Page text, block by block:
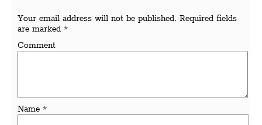
Your email address will not be published. Required fields
are marked *
Comment
Name *